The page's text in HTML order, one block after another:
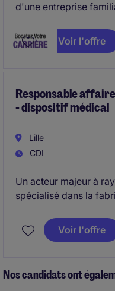
d'une entreprise
conservation de
l'encadrement de
Voir l'offre
Responsable
- dispositif médical
Lille
CDI
Un acteur majeur à
spécialisé dans la
recherche son futur
réglementaires - FDA
Voir l'offre
Nos candidats ont